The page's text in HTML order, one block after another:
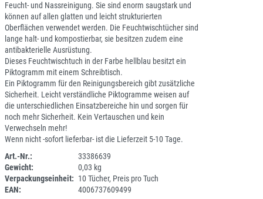
Feucht- und Nassreinigung. Sie sind enorm saugstark und
können auf allen glatten und leicht strukturierten
Oberflächen verwendet werden. Die Feuchtwischtücher sind
lange halt- und kompostierbar, sie besitzen zudem eine
antibakterielle Ausrüstung.
Dieses Feuchtwischtuch in der Farbe hellblau besitzt ein
Piktogramm mit einem Schreibtisch.
Ein Piktogramm für den Reinigungsbereich gibt zusätzliche
Sicherheit. Leicht verständliche Piktogramme weisen auf
die unterschiedlichen Einsatzbereiche hin und sorgen für
noch mehr Sicherheit. Kein Vertauschen und kein
Verwechseln mehr!
Wenn nicht -sofort lieferbar- ist die Lieferzeit 5-10 Tage.
Art.-Nr.:
33386639
Gewicht:
0,03 kg
Verpackungseinheit: 10 Tücher, Preis pro Tuch
EAN:
4006737609499